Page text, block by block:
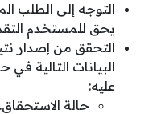
التوجه إلى الطلب
يحق للمستخدم التقدم ب 3
التحقق من إصدار
البيانات التالية
عليه:
حالة الاستحقاق.